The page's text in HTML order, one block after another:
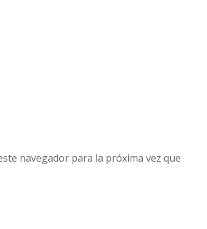
navegador para la próxima vez que